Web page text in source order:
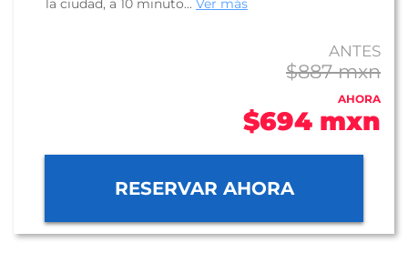
la ciudad, a 10 minuto... Ver más
ANTES
$887 mxn
AHORA
$694 mxn
RESERVAR AHORA